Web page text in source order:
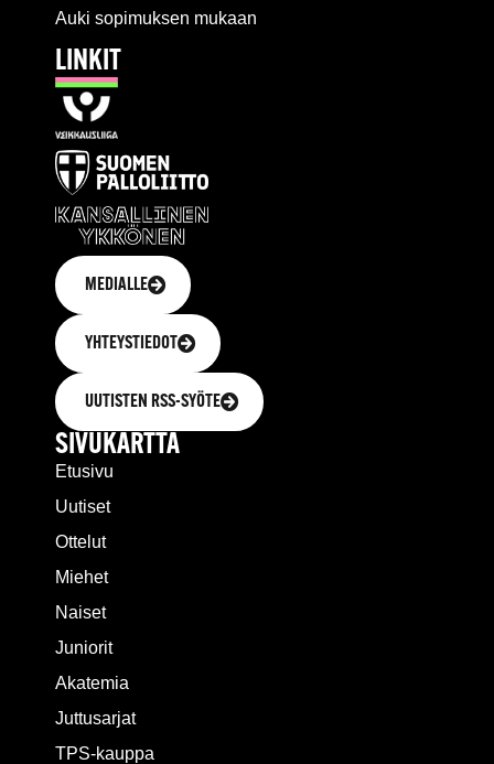
Auki sopimuksen mukaan
LINKIT
MEDIALLE
YHTEYSTIEDOT
UUTISTEN RSS-SYÖTE
SIVUKARTTA
Etusivu
Uutiset
Ottelut
Miehet
Naiset
Juniorit
Akatemia
Juttusarjat
TPS-kauppa